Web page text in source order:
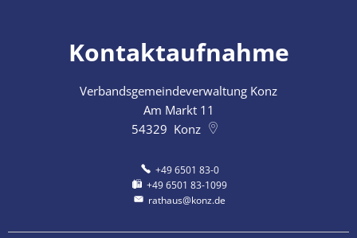
Kontaktaufnahme
Verbandsgemeindeverwaltung Konz
Am Markt 11
54329 Konz
+49 6501 83-0
+49 6501 83-1099
rathaus@konz.de